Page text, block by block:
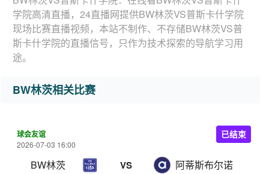
学院高清直播，24直播网提供BW林茨VS普斯卡什学院
现场比赛直播视频，本站不制作、不存储BW林茨VS普
斯卡什学院的直播信号，只作为技术探索的导航学习用
途。
BW林茨相关比赛
球会友谊
2026-07-03 16:00
BW林茨 VS 阿蒂斯布尔诺
已结束